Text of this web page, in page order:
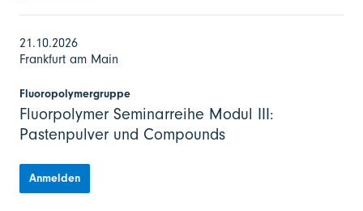
21.10.2026
Frankfurt am Main
Fluoropolymergruppe
Fluorpolymer Seminarreihe Modul III:
Pastenpulver und Compounds
Anmelden